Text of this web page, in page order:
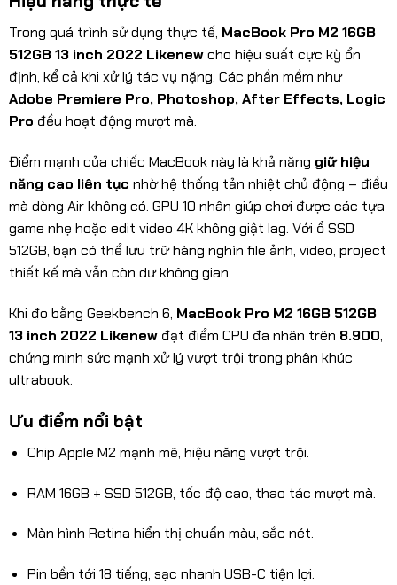
Trong quá trình sử dụng thực tế, MacBook Pro M2 16GB
512GB 13 inch 2022 Likenewcho hiệu suất cực kỳ ổn
định, kể cả khi xử lý tác vụ nặng. Các phần mềm như
Adobe Premiere Pro, Photoshop, After Effects, Logic
Pro đều hoạt động mượt mà.
Điểm mạnh của chiếc MacBook này là khả năng giữ hiệu
năng cao liên tục nhờ hệ thống tản nhiệt chủ động – điều
mà dòng Air không có. GPU 10 nhân giúp chơi được các tựa
game nhẹ hoặc edit video 4K không giật lag. Với ổ SSD
512GB, bạn có thể lưu trữ hàng nghìn file ảnh, video, project
thiết kế mà vẫn còn dư không gian.
Khi đo bằng Geekbench 6, MacBook Pro M2 16GB 512GB
13 inch 2022 Likenew đạt điểm CPU đa nhân trên 8.900,
chứng minh sức mạnh xử lý vượt trội trong phân khúc
ultrabook.
Ưu điểm nổi bật
Chip Apple M2 mạnh mẽ, hiệu năng vượt trội.
RAM 16GB + SSD 512GB, tốc độ cao, thao tác mượt mà.
Màn hình Retina hiển thị chuẩn màu, sắc nét.
Pin bền tới 18 tiếng, sạc nhanh USB-C tiện lợi.